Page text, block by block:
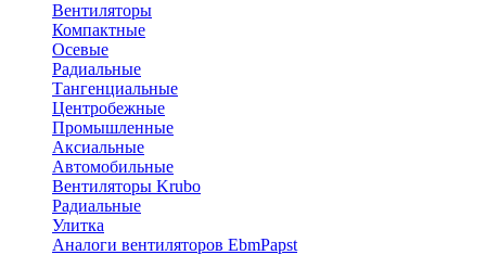
Вентиляторы
Компактные
Осевые
Радиальные
Тангенциальные
Центробежные
Промышленные
Аксиальные
Автомобильные
Вентиляторы Krubo
Радиальные
Улитка
Аналоги вентиляторов EbmPapst